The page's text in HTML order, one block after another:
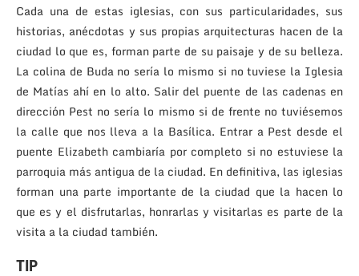
Cada una de estas iglesias, con sus particularidades, sus
historias, anécdotas y sus propias arquitecturas hacen de la
ciudad lo que es, forman parte de su paisaje y de su belleza.
La colina de Buda no sería lo mismo si no tuviese la Iglesia
de Matías ahí en lo alto. Salir del puente de las cadenas en
dirección Pest no sería lo mismo si de frente no tuviésemos
la calle que nos lleva a la Basílica. Entrar a Pest desde el
puente Elizabeth cambiaría por completo si no estuviese la
parroquia más antigua de la ciudad. En definitiva, las iglesias
forman una parte importante de la ciudad que la hacen lo
que es y el disfrutarlas, honrarlas y visitarlas es parte de la
visita a la ciudad también.
TIP